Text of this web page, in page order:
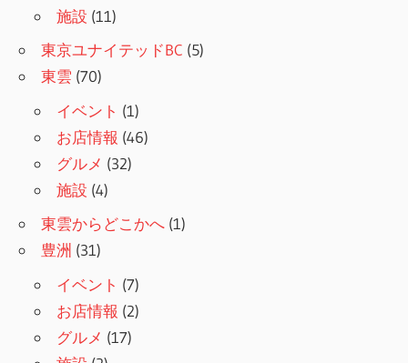
施設 (11)
東京ユナイテッドBC (5)
東雲 (70)
イベント (1)
お店情報 (46)
グルメ (32)
施設 (4)
東雲からどこかへ (1)
豊洲 (31)
イベント (7)
お店情報 (2)
グルメ (17)